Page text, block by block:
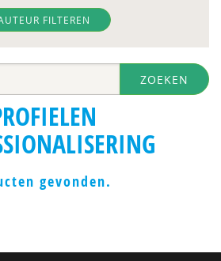
FILTEREN
ZOEKEN
gevonden.